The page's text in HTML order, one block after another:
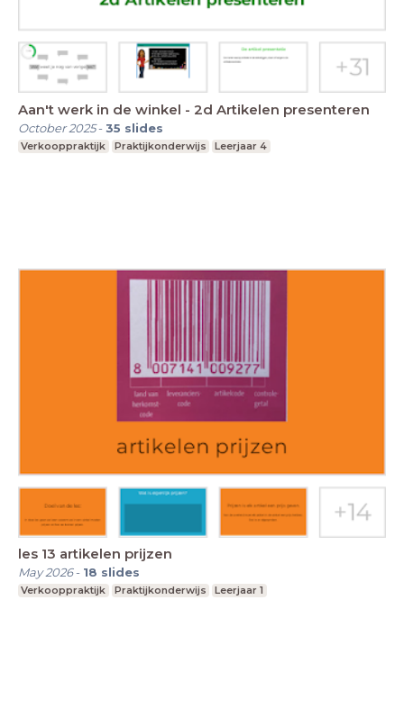
Aan't werk in de winkel - 2d Artikelen presenteren
October 2025-35 slides
Verkooppraktijk Praktijkonderwijs Leerjaar 4
les 13 artikelen prijzen
May 2026- 18 slides
Verkooppraktijk Praktijkonderwijs Leerjaar 1